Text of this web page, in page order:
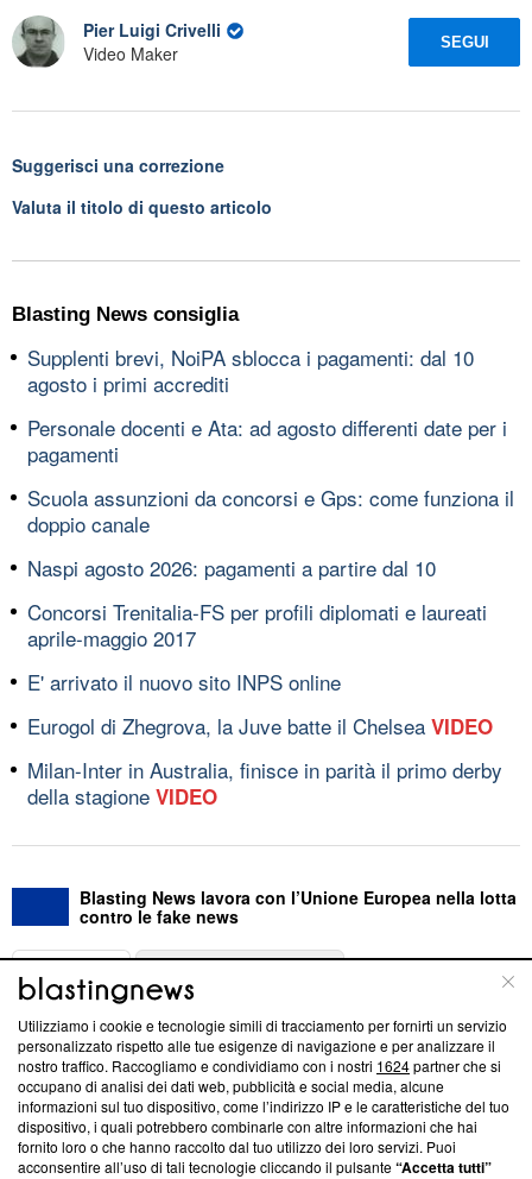
Pier Luigi Crivelli
Video Maker
SEGUI
Suggerisci una correzione
Valuta il titolo di questo articolo
Blasting News consiglia
Supplenti brevi, NoiPA sblocca i pagamenti: dal 10
agosto i primi accrediti
Personale docenti e Ata: ad agosto differenti date per i
pagamenti
Scuola assunzioni da concorsi e Gps: come funziona il
doppio canale
Naspi agosto 2026: pagamenti a partire dal 10
Concorsi Trenitalia-FS per profili diplomati e laureati
aprile-maggio 2017
E' arrivato il nuovo sito INPS online
Eurogol di Zhegrova, la Juve batte il Chelsea VIDEO
Milan-Inter in Australia, finisce in parità il primo derby
della stagione VIDEO
Blasting News lavora con l’Unione Europea nella lotta
contro le fake news
ABOUT
Questa sezione offre informazioni trasparenti su Blasting
News, sui nostri processi editoriali e su come ci impegniamo a
creare news di qualità. Inoltre, afferma la nostra aderenza a
‘Trust Project - News with Integrity’Blasting News non è
ancora membro del programma, ma ha richiesto di farne
parte; Trust Project non ha ancora effettuato una verifica di
Utilizziamo i cookie e tecnologie simili di tracciamento per fornirti un servizio
personalizzato rispetto alle tue esigenze di navigazione e per analizzare il
nostro traffico. Raccogliamo e condividiamo con i nostri 1624partner che si
occupano di analisi dei dati web, pubblicità e social media, alcune
informazioni sul tuo dispositivo, come l’indirizzo IP e le caratteristiche del tuo
dispositivo, i quali potrebbero combinarle con altre informazioni che hai
fornito loro o che hanno raccolto dal tuo utilizzo dei loro servizi. Puoi
acconsentire all’uso di tali tecnologie cliccando il pulsante“Accetta tutti”